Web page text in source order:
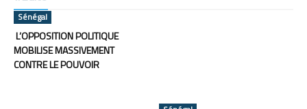
Sénégal
L’OPPOSITION POLITIQUE
MOBILISE MASSIVEMENT
CONTRE LE POUVOIR